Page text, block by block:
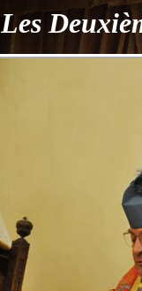
Les